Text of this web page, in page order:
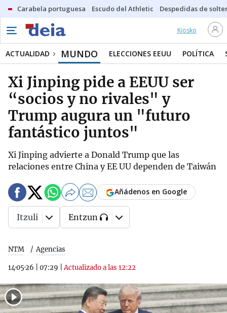
Carabela portuguesa Escudo del Athletic Despedidas de
Kiosko
ACTUALIDAD MUNDO ELECCIONES EEUU POLÍTICA
Xi Jinping pide a EEUU ser
“socios y no rivales" y
Trump augura un "futuro
fantástico juntos"
Xi Jinping advierte a Donald Trump que las
relaciones entre China y EE UU dependen de Taiwán
NTM Agencias
14·05·26 07:29 |Actualizado a las 12:22
Añádenos en Google
Itzuli Entzun